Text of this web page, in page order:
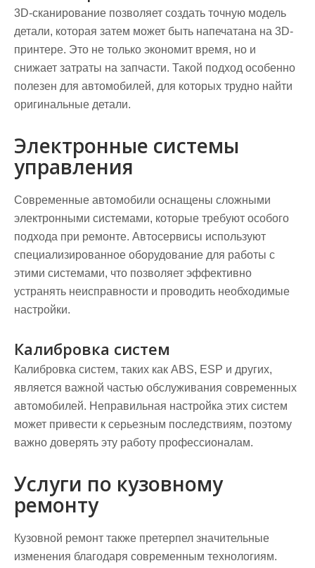
3D-сканирование позволяет создать точную модель
детали, которая затем может быть напечатана на 3D-
принтере. Это не только экономит время, но и
снижает затраты на запчасти. Такой подход особенно
полезен для автомобилей, для которых трудно найти
оригинальные детали.
Электронные системы
управления
Современные автомобили оснащены сложными
электронными системами, которые требуют особого
подхода при ремонте. Автосервисы используют
специализированное оборудование для работы с
этими системами, что позволяет эффективно
устранять неисправности и проводить необходимые
настройки.
Калибровка систем
Калибровка систем, таких как ABS, ESP и других,
является важной частью обслуживания современных
автомобилей. Неправильная настройка этих систем
может привести к серьезным последствиям, поэтому
важно доверять эту работу профессионалам.
Услуги по кузовному
ремонту
Кузовной ремонт также претерпел значительные
изменения благодаря современным технологиям.